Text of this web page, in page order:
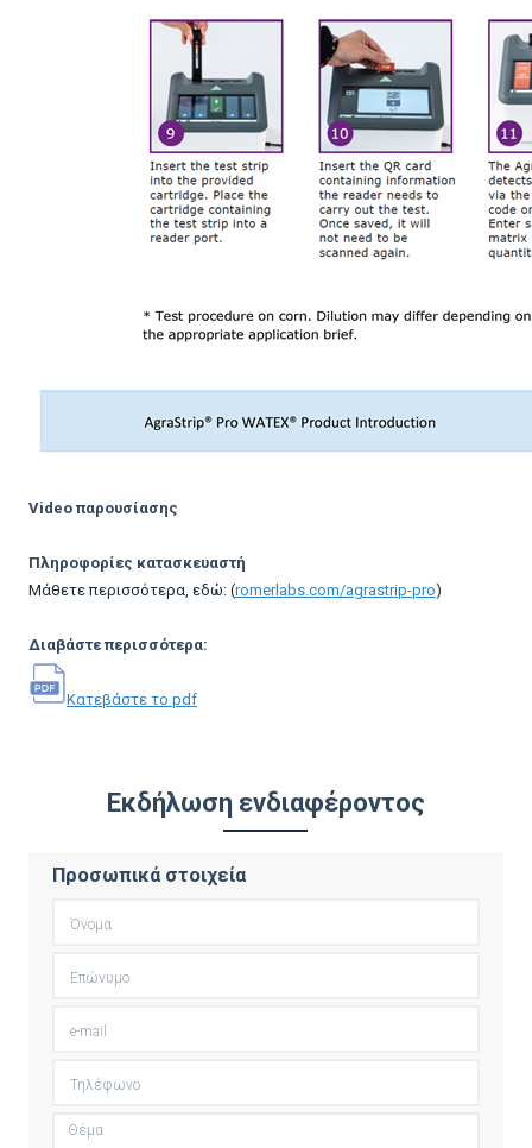
Video παρουσίασης
Πληροφορίες κατασκευαστή
Μάθετε περισσότερα, εδώ: (romerlabs.com/agrastrip-pro)
Διαβάστε περισσότερα:
Kατεβάστε το pdf
Εκδήλωση ενδιαφέροντος
Προσωπικά στοιχεία